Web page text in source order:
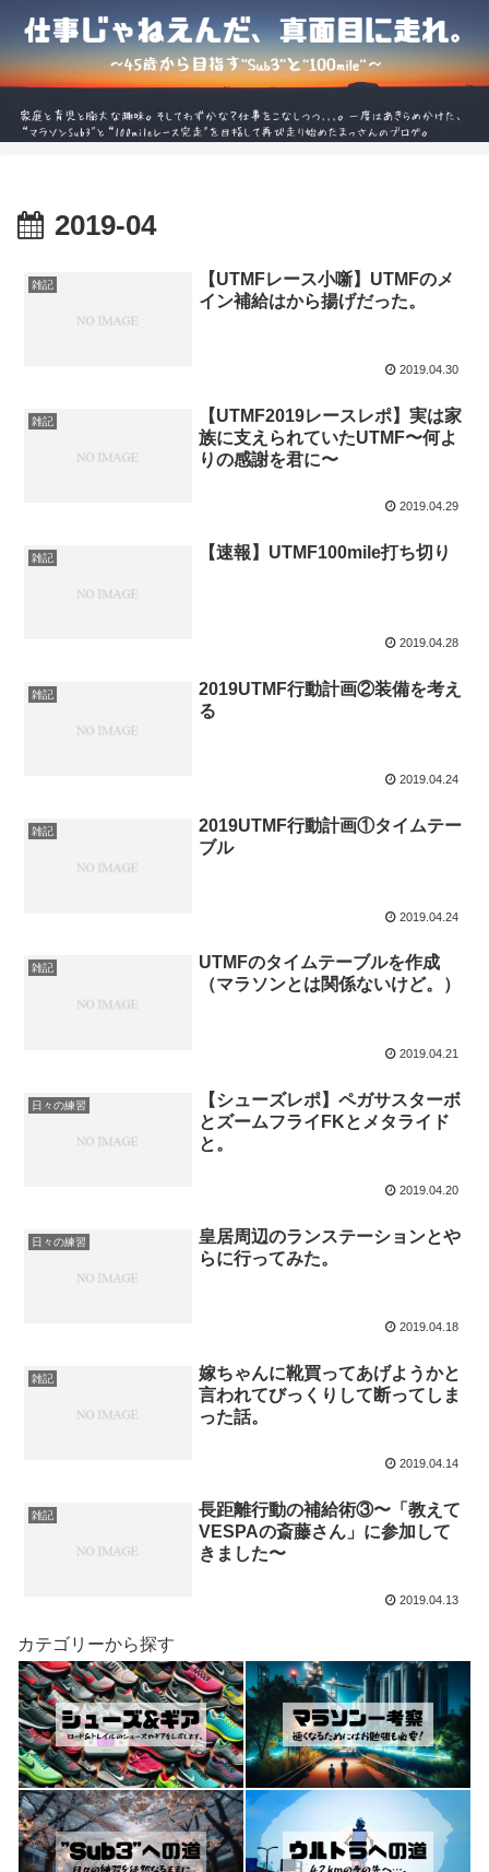
2019-04
雑記
【UTMFレース小噺】UTMFのメ
イン補給はから揚げだった。
2019.04.30
雑記
【UTMF2019レースレポ】実は家
族に支えられていたUTMF〜何よ
りの感謝を君に〜
2019.04.29
雑記 【速報】UTMF100mile打ち切り
2019.04.28
雑記
2019UTMF行動計画②装備を考え
る
2019.04.24
雑記
2019UTMF行動計画①タイムテー
ブル
2019.04.24
雑記
UTMFのタイムテーブルを作成
（マラソンとは関係ないけど。）
2019.04.21
日々の練習
【シューズレポ】ペガサスターボ
とズームフライFKとメタライド
と。
2019.04.20
日々の練習
皇居周辺のランステーションとや
らに行ってみた。
2019.04.18
雑記
嫁ちゃんに靴買ってあげようかと
言われてびっくりして断ってしま
った話。
2019.04.14
雑記
長距離行動の補給術③〜「教えて
VESPAの斎藤さん」に参加して
きました〜
2019.04.13
カテゴリーから探す